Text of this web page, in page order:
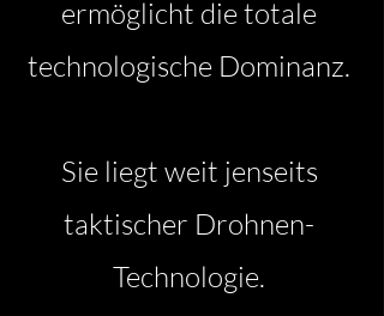
ermöglicht die totale
technologische Dominanz.
Sie liegt weit jenseits
taktischer Drohnen-
Technologie.